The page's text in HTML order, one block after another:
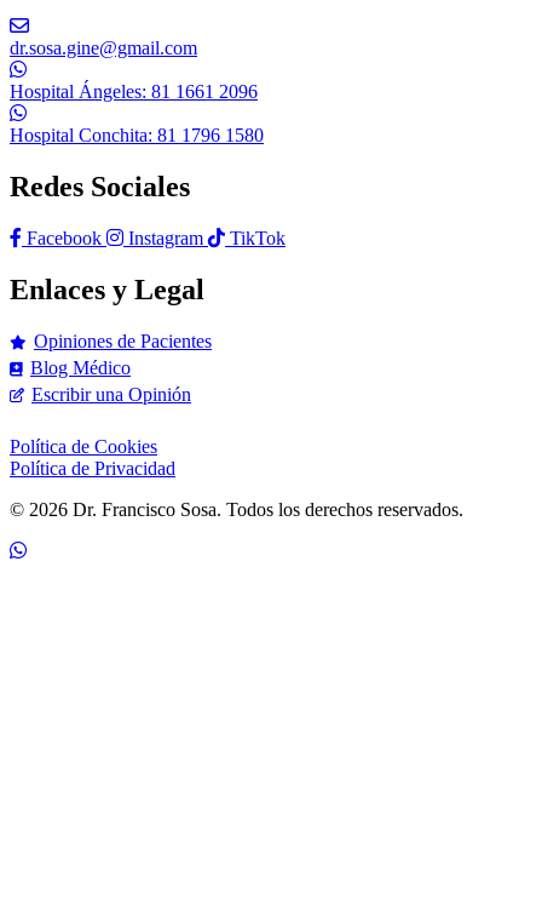
dr.sosa.gine@gmail.com
Hospital Ángeles: 81 1661 2096
Hospital Conchita: 81 1796 1580
Redes Sociales
Facebook Instagram TikTok
Enlaces y Legal
Opiniones de Pacientes
Blog Médico
Escribir una Opinión
Política de Cookies
Política de Privacidad
© 2026 Dr. Francisco Sosa. Todos los derechos reservados.